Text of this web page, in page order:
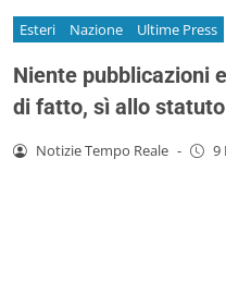
Esteri Nazione Ultime Press
Niente pubblicazioni
di fatto, sì allo
Notizie Tempo Reale - 9